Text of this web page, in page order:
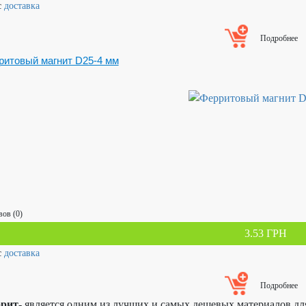
доставка
Подробнее
магнит D25-4 мм
(0)
3.53 ГРН
доставка
Подробнее